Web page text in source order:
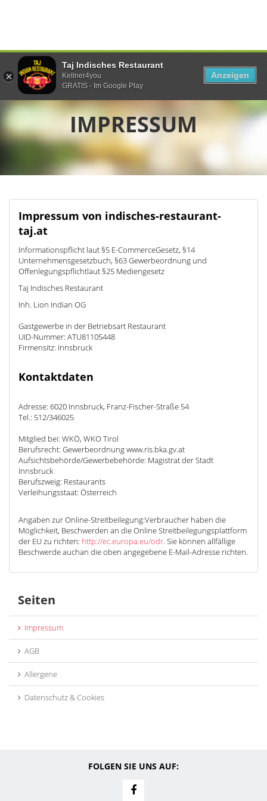
IMPRESSUM
Impressum von indisches-restaurant-
taj.at
Informationspflicht laut §5 E-CommerceGesetz, §14
Unternehmensgesetzbuch, §63 Gewerbeordnung und
Offenlegungspflichtlaut §25 Mediengesetz
Taj Indisches Restaurant
Inh. Lion Indian OG
Gastgewerbe in der Betriebsart Restaurant
UID-Nummer: ATU81105448
Firmensitz: Innsbruck
Kontaktdaten
Adresse: 6020 Innsbruck, Franz-Fischer-Straße 54
Tel.: 512/346025
Mitglied bei: WKÖ, WKO Tirol
Berufsrecht: Gewerbeordnung www.ris.bka.gv.at
Aufsichtsbehörde/Gewerbebehörde: Magistrat der Stadt
Innsbruck
Berufszweig: Restaurants
Verleihungsstaat: Österreich
Angaben zur Online-Streitbeilegung:Verbraucher haben die
Möglichkeit, Beschwerden an die Online Streitbeilegungsplattform
der EU zu richten: http://ec.europa.eu/odr. Sie können allfällige
Beschwerde auchan die oben angegebene E-Mail-Adresse richten.
Seiten
Impressum
AGB
Allergene
Datenschutz & Cookies
FOLGEN SIE UNS AUF:
Taj Indisches Restaurant
Kellner4you
GRATIS - Im Google Play
Anzeigen